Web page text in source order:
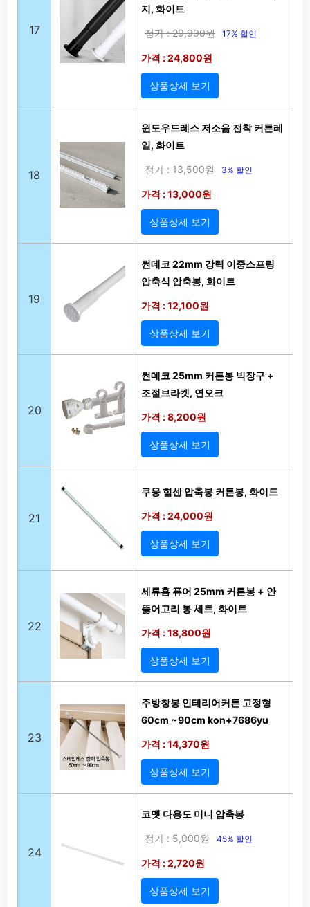
17
지, 화이트
정가 : 29,900원 17% 할인
가격 : 24,800원
상품상세 보기
18
윈도우드레스 저소음 전착 커튼레
일, 화이트
정가 : 13,500원 3% 할인
가격 : 13,000원
상품상세 보기
19
썬데코 22mm 강력 이중스프링
압축식 압축봉, 화이트
가격 : 12,100원
상품상세 보기
20
썬데코 25mm 커튼봉 빅장구 +
조절브라켓, 연오크
가격 : 8,200원
상품상세 보기
21
쿠웅 힘센 압축봉 커튼봉, 화이트
가격 : 24,000원
상품상세 보기
22
세류홈 퓨어 25mm 커튼봉 + 안
뚫어고리 봉 세트, 화이트
가격 : 18,800원
상품상세 보기
23
주방창봉 인테리어커튼 고정형
60cm ~90cm kon+7686yu
가격 : 14,370원
상품상세 보기
24
코멧 다용도 미니 압축봉
정가 : 5,000원 45% 할인
가격 : 2,720원
상품상세 보기